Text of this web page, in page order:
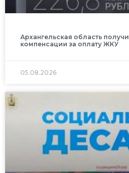
Архангельская область
компенсации за оплату ЖКУ
05.08.2026